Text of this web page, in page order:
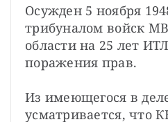
Осужден 5 ноября
трибуналом войск
области на 25 лет
поражения прав.
Из имеющегося в
усматривается, что